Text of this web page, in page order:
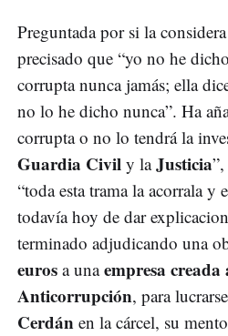
Preguntada por si la considera
precisado que “yo no he
corrupta nunca jamás; ella
no lo he dicho nunca”. Ha
corrupta o no lo tendrá la
Guardia Civil y laJusticia
“toda esta trama la acorrala y
todavía hoy de dar
terminado adjudicando una
euros a unaempresa creada
Anticorrupción, para
Cerdán en la cárcel, su